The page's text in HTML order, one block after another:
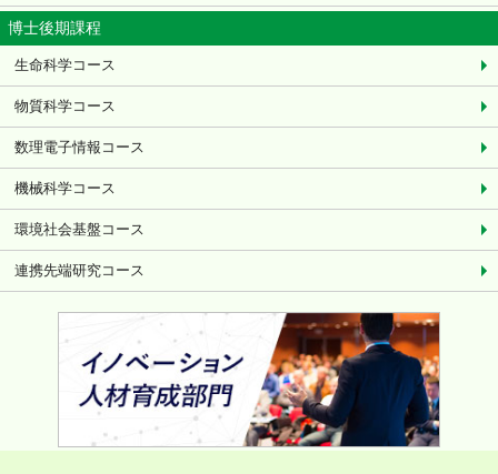
博士後期課程
生命科学コース
物質科学コース
数理電子情報コース
機械科学コース
環境社会基盤コース
連携先端研究コース